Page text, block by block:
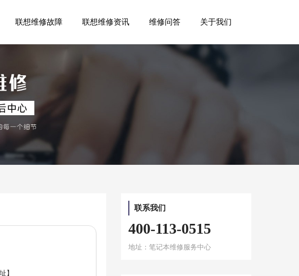
联想维修故障 联想维修资讯 维修问答 关于我们
】
联系我们
400-113-0515
地址：笔记本维修服务中心